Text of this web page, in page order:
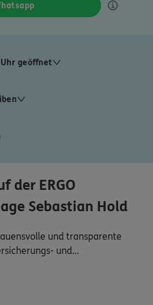
geöffnet
der ERGO
Sebastian Hold
und transparente
und
persönliche Betreuung,